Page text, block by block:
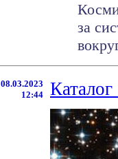
за
08.03.2023
12:44